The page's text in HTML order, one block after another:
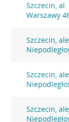
Szczecin,
Warszawy
Szczecin,
Szczecin,
Szczecin,